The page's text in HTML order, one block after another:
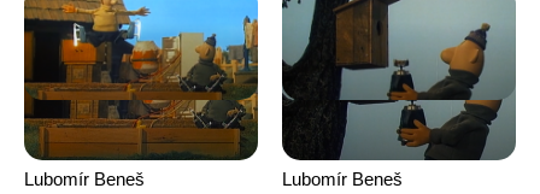
Vezzoli, Eline Zhang
Lubomír Beneš
Lubomír Beneš